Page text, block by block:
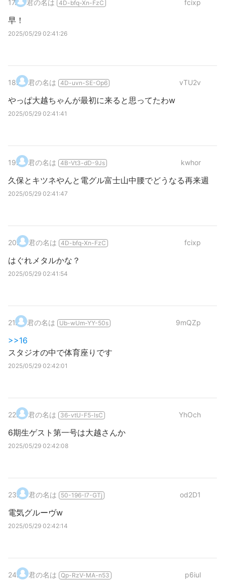
17. 君の名は 4D-bfq-Xn-FzC fcixp
早！
2025/05/29 02:41:26
18. 君の名は 4D-uvn-SE-Op6 vTU2v
やっぱ大越ちゃんが最初に来ると思ってたわw
2025/05/29 02:41:41
19. 君の名は 4B-Vt3-dD-9Js kwhor
久保とキツネやんと電グル富士山中腰でどうなる再来週
2025/05/29 02:41:47
20. 君の名は 4D-bfq-Xn-FzC fcixp
はぐれメタルかな？
2025/05/29 02:41:54
21. 君の名は Ub-wUm-YY-50s 9mQZp
>>16
スタジオの中で体育座りです
2025/05/29 02:42:01
22. 君の名は 36-vtU-F5-lsC YhOch
6期生ゲスト第一号は大越さんか
2025/05/29 02:42:08
23. 君の名は 50-196-I7-GTj od2D1
電気グルーヴw
2025/05/29 02:42:14
24. 君の名は Qp-RzV-MA-n53 p6iul